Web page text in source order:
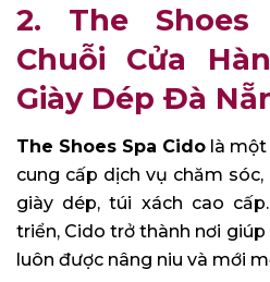
2. The
Chuỗi Cửa
Giày Dép Đà
The Shoes Spa Cido là
cung cấp dịch vụ chăm
giày dép, túi xách cao
triển, Cido trở thành nơi
luôn được nâng niu và mới